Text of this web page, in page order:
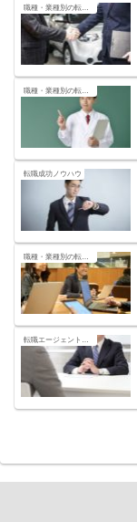
職種・業種別の転職の秘訣
職種・業種別の転職の秘訣
転職成功ノウハウ
職種・業種別の転職の秘訣